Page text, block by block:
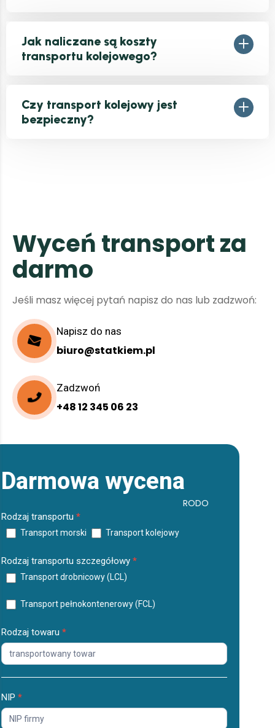
Jak naliczane są koszty
transportu kolejowego?
Czy transport kolejowy jest
bezpieczny?
Wyceń transportza
darmo
Jeśli masz więcej pytań napisz do nas lub zadzwoń:
Napisz do nas
biuro@statkiem.pl
Zadzwoń
+48 12 345 06 23
Darmowa wycena
Darmowa
wycena
RODO
Rodzaj transportu*
Transport morski Transport kolejowy
Rodzaj transportu szczegółowy*
Transport drobnicowy (LCL)
Transport pełnokontenerowy (FCL)
Rodzaj towaru*
NIP*